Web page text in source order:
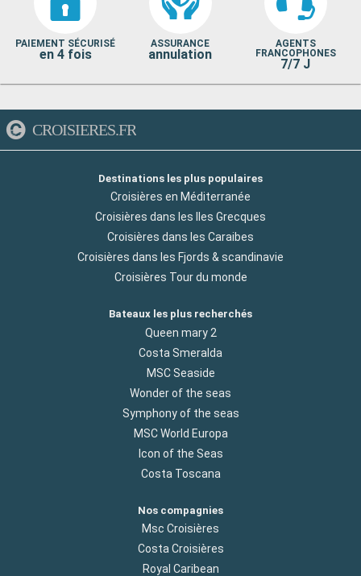
PAIEMENT SÉCURISÉ
en 4 fois
ASSURANCE
annulation
AGENTS
FRANCOPHONES
7/7 J
CROISIERES.FR
Destinations les plus populaires
Croisières en Méditerranée
Croisières dans les Iles Grecques
Croisières dans les Caraibes
Croisières dans les Fjords & scandinavie
Croisières Tour du monde
Bateaux les plus recherchés
Queen mary 2
Costa Smeralda
MSC Seaside
Wonder of the seas
Symphony of the seas
MSC World Europa
Icon of the Seas
Costa Toscana
Nos compagnies
Msc Croisières
Costa Croisières
Royal Caribean